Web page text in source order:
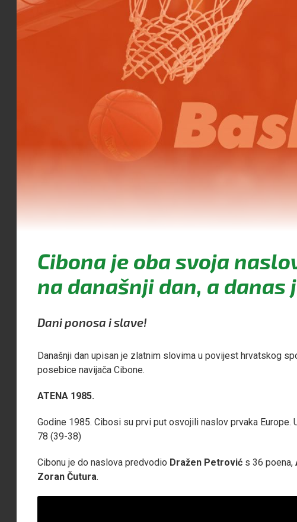
Cibona je oba svoja
na današnji dan, a
Dani ponosa i slave!
Današnji dan upisan je zlatnim slovima u povijest hrvatskog
posebice navijača Cibone.
ATENA 1985.
Godine 1985. Cibosi su prvi put osvojili naslov prvaka
78 (39-38)
Cibonu je do naslova predvodio Dražen Petrović s 36 poena,
Zoran Čutura.